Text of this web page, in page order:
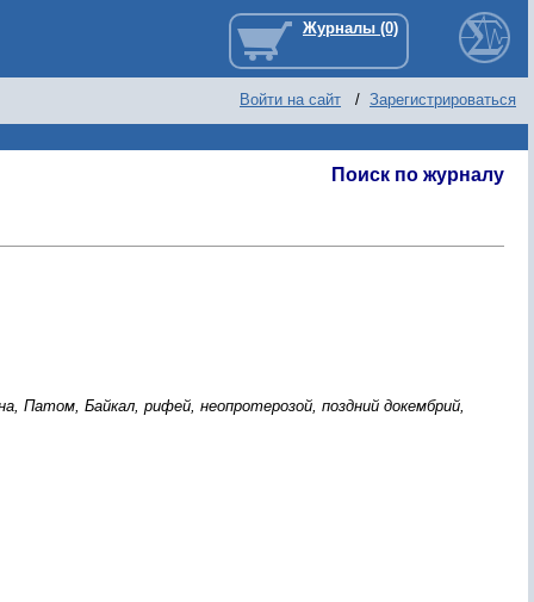
Войти на сайт / Зарегистрироваться
Поиск по журналу
Патом, Байкал, pифей, неопpотеpозой, поздний докембpий,